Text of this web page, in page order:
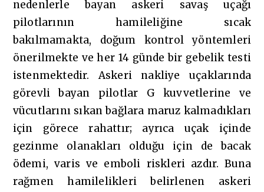
nedenlerle bayan askeri savaş uçağı
pilotlarının hamileliğine sıcak
bakılmamakta, doğum kontrol yöntemleri
önerilmekte ve her 14 günde bir gebelik testi
istenmektedir. Askeri nakliye uçaklarında
görevli bayan pilotlar G kuvvetlerine ve
vücutlarını sıkan bağlara maruz kalmadıkları
için görece rahattır; ayrıca uçak içinde
gezinme olanakları olduğu için de bacak
ödemi, varis ve emboli riskleri azdır. Buna
rağmen hamilelikleri belirlenen askeri